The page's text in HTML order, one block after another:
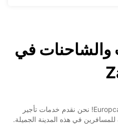
والشاحنات في
مرحبًا بكم في Europcar Zalaegerszeg! نحن نقدم خدمات تأجير
للمسافرين في هذه المدينة الجميلة.